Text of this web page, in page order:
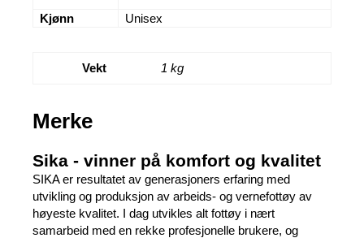
Kjønn
Unisex
Vekt 1 kg
Merke
Sika - vinner på komfort og kvalitet
SIKA er resultatet av generasjoners erfaring med
utvikling og produksjon av arbeids- og vernefottøy av
høyeste kvalitet. I dag utvikles alt fottøy i nært
samarbeid med en rekke profesjonelle brukere, og